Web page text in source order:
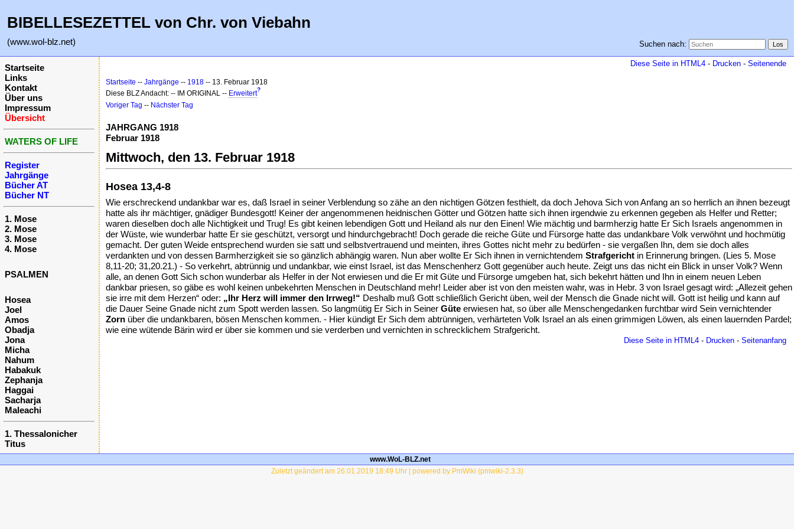
BIBELLESEZETTEL von Chr. von Viebahn
(www.wol-blz.net) Suchen nach:
Startseite
Links
Kontakt
Über uns
Impressum
Übersicht
WATERS OF LIFE
Register
Jahrgänge
Bücher AT
Bücher NT
1. Mose
2. Mose
3. Mose
4. Mose
PSALMEN
Hosea
Joel
Amos
Obadja
Jona
Micha
Nahum
Habakuk
Zephanja
Haggai
Sacharja
Maleachi
1. Thessalonicher
Titus
Diese Seite in HTML4 - Drucken - Seitenende
Startseite -- Jahrgänge -- 1918 -- 13. Februar 1918
Diese BLZ Andacht: -- IM ORIGINAL -- Erweitert?
Voriger Tag -- Nächster Tag
JAHRGANG 1918
Februar 1918
Mittwoch, den 13. Februar 1918
Hosea 13,4-8
Wie erschreckend undankbar war es, daß Israel in seiner Verblendung so zähe an den nichtigen Götzen festhielt, da doch Jehova Sich von Anfang an so herrlich an ihnen bezeugt
hatte als ihr mächtiger, gnädiger Bundesgott! Keiner der angenommenen heidnischen Götter und Götzen hatte sich ihnen irgendwie zu erkennen gegeben als Helfer und Retter;
waren dieselben doch alle Nichtigkeit und Trug! Es gibt keinen lebendigen Gott und Heiland als nur den Einen! Wie mächtig und barmherzig hatte Er Sich Israels angenommen in
der Wüste, wie wunderbar hatte Er sie geschützt, versorgt und hindurchgebracht! Doch gerade die reiche Güte und Fürsorge hatte das undankbare Volk verwöhnt und hochmütig
gemacht. Der guten Weide entsprechend wurden sie satt und selbstvertrauend und meinten, ihres Gottes nicht mehr zu bedürfen - sie vergaßen Ihn, dem sie doch alles
verdankten und von dessen Barmherzigkeit sie so gänzlich abhängig waren. Nun aber wollte Er Sich ihnen in vernichtendem Strafgericht in Erinnerung bringen. (Lies 5. Mose
8,11-20; 31,20.21.) - So verkehrt, abtrünnig und undankbar, wie einst Israel, ist das Menschenherz Gott gegenüber auch heute. Zeigt uns das nicht ein Blick in unser Volk? Wenn
alle, an denen Gott Sich schon wunderbar als Helfer in der Not erwiesen und die Er mit Güte und Fürsorge umgeben hat, sich bekehrt hätten und Ihn in einem neuen Leben
dankbar priesen, so gäbe es wohl keinen unbekehrten Menschen in Deutschland mehr! Leider aber ist von den meisten wahr, was in Hebr. 3 von Israel gesagt wird: „Allezeit gehen
sie irre mit dem Herzen“ oder: „Ihr Herz will immer den Irrweg!“ Deshalb muß Gott schließlich Gericht üben, weil der Mensch die Gnade nicht will. Gott ist heilig und kann auf
die Dauer Seine Gnade nicht zum Spott werden lassen. So langmütig Er Sich in Seiner Güte erwiesen hat, so über alle Menschengedanken furchtbar wird Sein vernichtender
Zorn über die undankbaren, bösen Menschen kommen. - Hier kündigt Er Sich dem abtrünnigen, verhärteten Volk Israel an als einen grimmigen Löwen, als einen lauernden Pardel;
wie eine wütende Bärin wird er über sie kommen und sie verderben und vernichten in schrecklichem Strafgericht.
Diese Seite in HTML4 - Drucken - Seitenanfang
www.WoL-BLZ.net
Zuletzt geändert am 26.01.2019 18:49 Uhr | powered by PmWiki (pmwiki-2.3.3)